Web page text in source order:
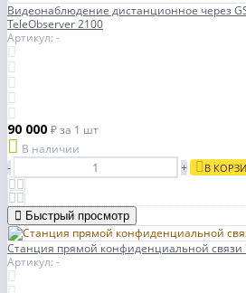
Видеонаблюдение дистанционное через
TeleObserver 2100
Артикул: -
90 000 ₽за 1 шт
В наличии
-
+ В
Быстрый просмотр
Станция прямой конфиденциальной
Артикул: -